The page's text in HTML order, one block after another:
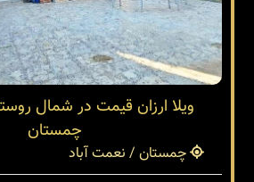
ویلا ارزان قیمت در شمال
چمستان
چمستان / نعمت آباد